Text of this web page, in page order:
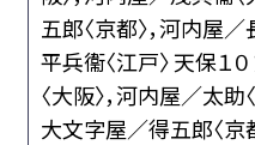
五郎〈京都〉，河内屋
平兵衞〈江戸〉 天保
〈大阪〉，河内屋／太
大文字屋／得五郎〈京